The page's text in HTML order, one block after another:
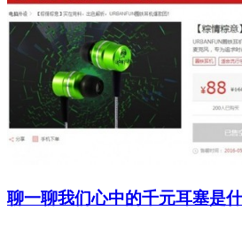
聊一聊我们心中的千元耳塞是